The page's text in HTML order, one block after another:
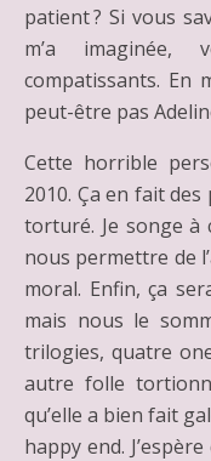
patient ? Si vous
m’a imaginée,
compatissants. En
peut-être pas
Cette horrible
2010. Ça en fait
torturé. Je songe
nous permettre de
moral. Enfin, ça
mais nous le
trilogies, quatre
autre folle
qu’elle a bien fait
happy end.